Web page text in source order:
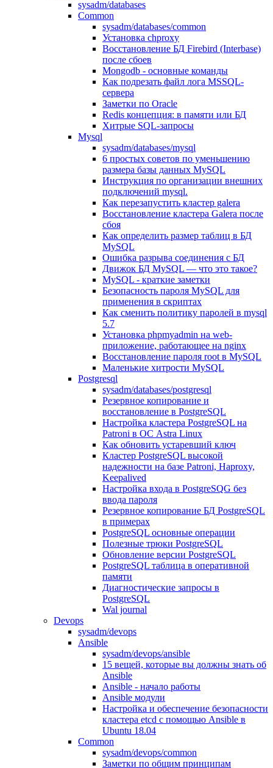
sysadm/databases
Common
sysadm/databases/common
Установка chproxy
Восстановление БД Firebird (Interbase)
после сбоев
Mongodb - основные команды
Как подрезать файл лога MSSQL-
сервера
Заметки по Oracle
Redis концепция: в памяти или БД
Хитрые SQL-запросы
Mysql
sysadm/databases/mysql
6 простых советов по уменьшению
размера базы данных MySQL
Инструкция по организации внешних
подключений mysql.
Как перезапустить кластер galera
Восстановление кластера Galera после
сбоя
Как определить размер таблиц в БД
MySQL
Ошибка разрыва соединения с БД
Движок БД MySQL — что это такое?
MySQL - краткие заметки
Безопасность пароля MySQL для
применения в скриптах
Как сменить политику паролей в mysql
5.7
Установка phpmyadmin на web-
приложение, работающее на nginx
Восстановление пароля root в MySQL
Маленькие хитрости MySQL
Postgresql
sysadm/databases/postgresql
Резервное копирование и
восстановление в PostgreSQL
Настройка кластера PostgreSQL на
Patroni в ОС Astra Linux
Как обновить устаревший ключ
Кластер PostgreSQL высокой
надежности на базе Patroni, Haproxy,
Keepalived
Настройка входа в PostgreSQG без
ввода пароля
Резервное копирование БД PostgreSQL
в примерах
PostgreSQL основные операции
Полезные трюки PostgreSQL
Обновление версии PostgreSQL
PostgreSQL таблица в оперативной
памяти
Диагностические запросы в
PostgreSQL
Wal journal
Devops
sysadm/devops
Ansible
sysadm/devops/ansible
15 вещей, которые вы должны знать об
Ansible
Ansible - начало работы
Ansible модули
Настройка и обеспечение безопасности
кластера etcd с помощью Ansible в
Ubuntu 18.04
Common
sysadm/devops/common
Заметки по общим принципам